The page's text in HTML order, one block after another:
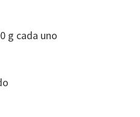
g cada uno